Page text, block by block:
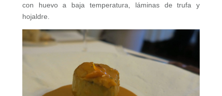
con huevo a baja temperatura, láminas de trufa y
hojaldre.